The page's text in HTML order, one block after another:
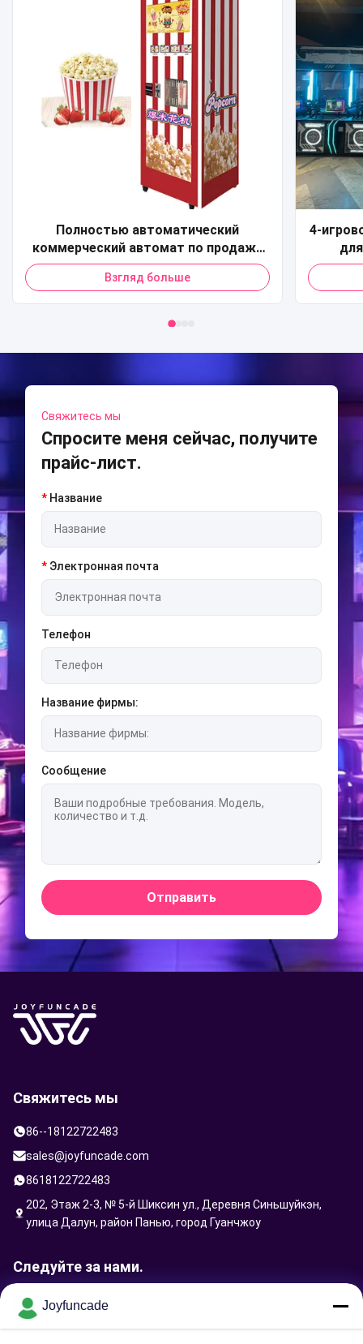
Полностью автоматический
коммерческий автомат по продаже
попкорна, кредитная карта, QR-код,
торговый автомат по продаже
попкорна для торгового центра
Взгляд больше
4-
Свяжитесь мы
Спросите меня сейчас, получите
прайс-лист.
* Название
* Электронная почта
Телефон
Название фирмы:
Сообщение
Отправить
Свяжитесь мы
86--18122722483
sales@joyfuncade.com
8618122722483
202, Этаж 2-3, № 5-й Шиксин ул., Деревня Синьшуйкэн,
улица Далун, район Панью, город Гуанчжоу
Следуйте за нами.
Joyfuncade